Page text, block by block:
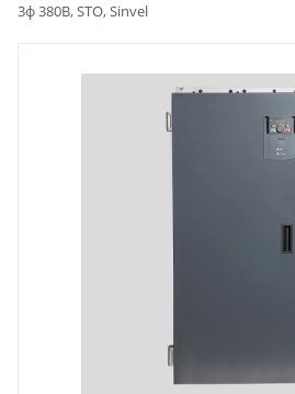
3ф 380В, STO, Sinvel